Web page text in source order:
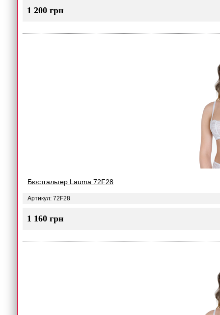
1 200 грн
Бюстгальтер Lauma 72F28
Артикул: 72F28
1 160 грн